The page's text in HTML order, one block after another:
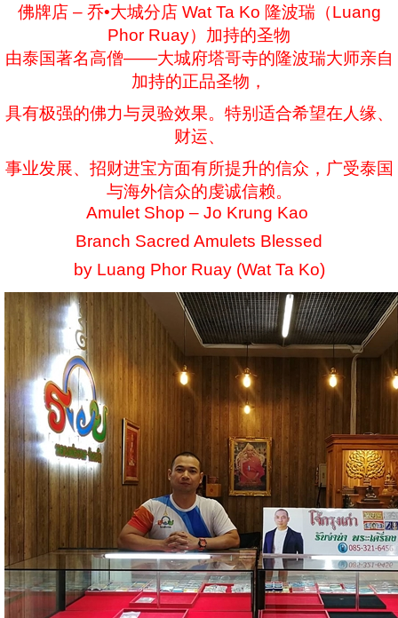
佛牌店 – 乔•大城分店 Wat Ta Ko 隆波瑞（Luang
Phor Ruay）加持的圣物
由泰国著名高僧——大城府塔哥寺的隆波瑞大师亲自
加持的正品圣物，
具有极强的佛力与灵验效果。特别适合希望在人缘、
财运、
事业发展、招财进宝方面有所提升的信众，广受泰国
与海外信众的虔诚信赖。
Amulet Shop – Jo Krung Kao
Branch Sacred Amulets Blessed
by Luang Phor Ruay (Wat Ta Ko)